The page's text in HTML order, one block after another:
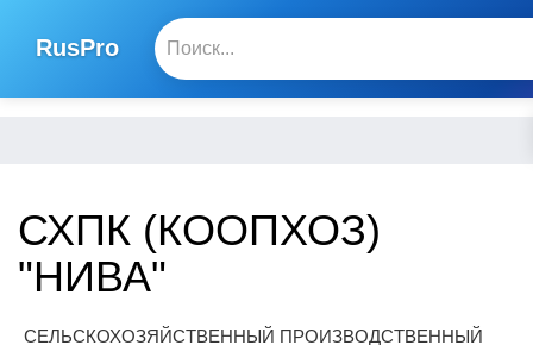
RusPro
СХПК (КООПХОЗ)
"НИВА"
СЕЛЬСКОХОЗЯЙСТВЕННЫЙ ПРОИЗВОДСТВЕННЫЙ